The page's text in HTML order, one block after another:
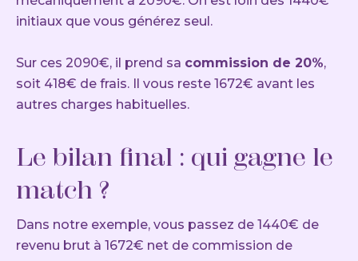
initiaux que vous générez seul.
Sur ces 2090€, il prend sa commission de 20%,
soit 418€ de frais. Il vous reste 1672€ avant les
autres charges habituelles.
Le bilan final : qui gagne le
match ?
Dans notre exemple, vous passez de 1440€ de
revenu brut à 1672€ net de commission de